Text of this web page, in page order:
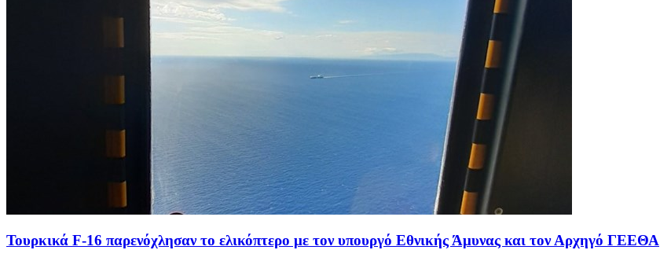
Τουρκικά F-16 παρενόχλησαν το ελικόπτερο με τον υπουργό Εθνικής Άμυνας και τον Αρχηγό ΓΕΕΘΑ